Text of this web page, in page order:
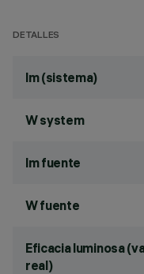
DETALLES
lm (sistema)
W system
lm fuente
W fuente
Eficacia luminosa
real)